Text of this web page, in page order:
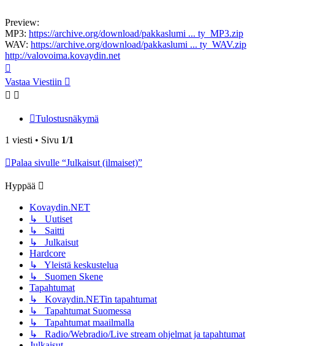
Preview:
MP3: https://archive.org/download/pakkaslumi ... ty_MP3.zip
WAV: https://archive.org/download/pakkaslumi ... ty_WAV.zip
http://valovoima.kovaydin.net
Vastaa Viestiin
Tulostusnäkymä
1 viesti • Sivu 1/1
Palaa sivulle “Julkaisut (ilmaiset)”
Hyppää
Kovaydin.NET
↳ Uutiset
↳ Saitti
↳ Julkaisut
Hardcore
↳ Yleistä keskustelua
↳ Suomen Skene
Tapahtumat
↳ Kovaydin.NETin tapahtumat
↳ Tapahtumat Suomessa
↳ Tapahtumat maailmalla
↳ Radio/Webradio/Live stream ohjelmat ja tapahtumat